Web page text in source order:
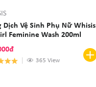
Dịch Vệ Sinh Phụ Nữ Whisis
Feminine Wash 200ml
365 View